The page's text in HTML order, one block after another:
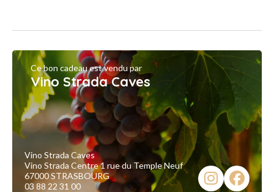
Ce bon cadeau est vendu par
Vino Strada Caves
Vino Strada Caves
Vino Strada Centre 1 rue du Temple Neuf
67000 STRASBOURG
03 88 22 31 00